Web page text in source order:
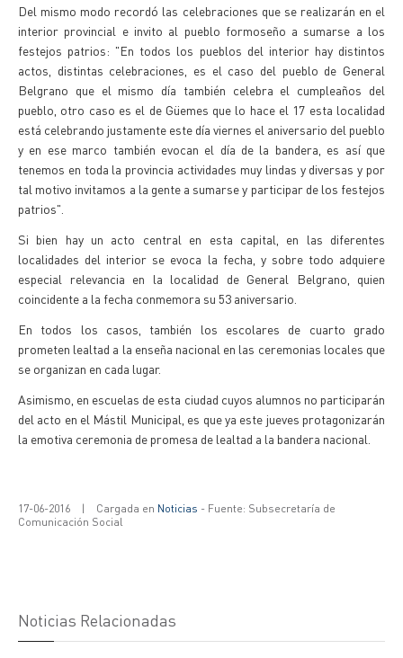
Del mismo modo recordó las celebraciones que se realizarán en el
interior provincial e invito al pueblo formoseño a sumarse a los
festejos patrios: "En todos los pueblos del interior hay distintos
actos, distintas celebraciones, es el caso del pueblo de General
Belgrano que el mismo día también celebra el cumpleaños del
pueblo, otro caso es el de Güemes que lo hace el 17 esta localidad
está celebrando justamente este día viernes el aniversario del pueblo
y en ese marco también evocan el día de la bandera, es así que
tenemos en toda la provincia actividades muy lindas y diversas y por
tal motivo invitamos a la gente a sumarse y participar de los festejos
patrios".
Si bien hay un acto central en esta capital, en las diferentes
localidades del interior se evoca la fecha, y sobre todo adquiere
especial relevancia en la localidad de General Belgrano, quien
coincidente a la fecha conmemora su 53 aniversario.
En todos los casos, también los escolares de cuarto grado
prometen lealtad a la enseña nacional en las ceremonias locales que
se organizan en cada lugar.
Asimismo, en escuelas de esta ciudad cuyos alumnos no participarán
del acto en el Mástil Municipal, es que ya este jueves protagonizarán
la emotiva ceremonia de promesa de lealtad a la bandera nacional.
17-06-2016 | Cargada en Noticias - Fuente: Subsecretaría de
Comunicación Social
Noticias Relacionadas